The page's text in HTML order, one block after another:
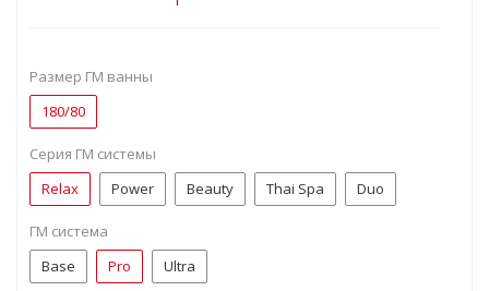
Размер ГМ ванны
180/80
Серия ГМ системы
Relax
Power Beauty Thai Spa Duo
ГМ система
Base
Pro Ultra